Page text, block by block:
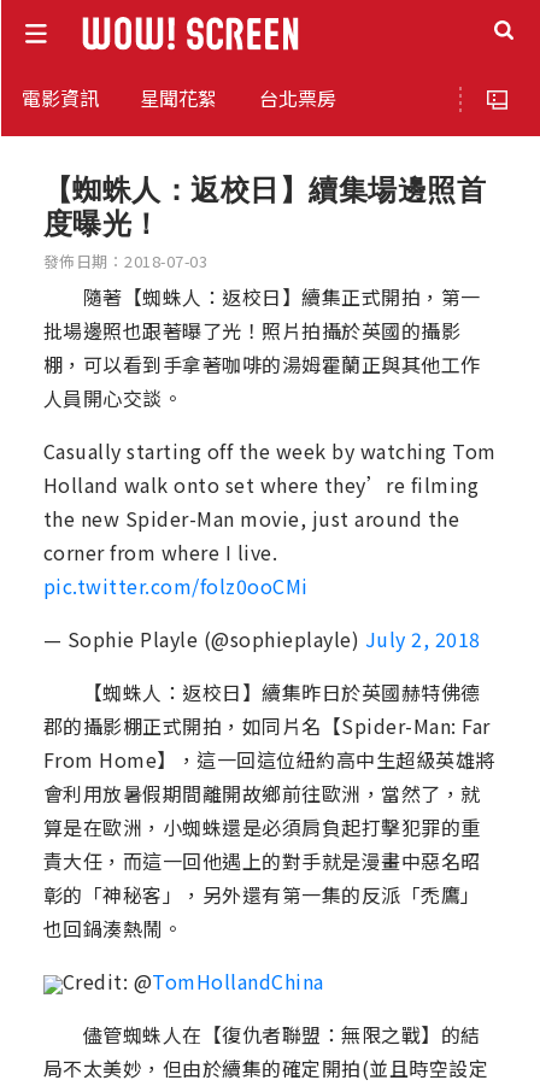
電影資訊 星聞花絮 台北票房
【蜘蛛人：返校日】續集場邊照首
度曝光！
發佈日期：2018-07-03
隨著【蜘蛛人：返校日】續集正式開拍，第一
批場邊照也跟著曝了光！照片拍攝於英國的攝影
棚，可以看到手拿著咖啡的湯姆霍蘭正與其他工作
人員開心交談。
Casually starting off the week by watching Tom
Holland walk onto set where they’re filming
the new Spider-Man movie, just around the
corner from where I live.
pic.twitter.com/folz0ooCMi
— Sophie Playle (@sophieplayle) July 2, 2018
【蜘蛛人：返校日】續集昨日於英國赫特佛德
郡的攝影棚正式開拍，如同片名【Spider-Man: Far
From Home】，這一回這位紐約高中生超級英雄將
會利用放暑假期間離開故鄉前往歐洲，當然了，就
算是在歐洲，小蜘蛛還是必須肩負起打擊犯罪的重
責大任，而這一回他遇上的對手就是漫畫中惡名昭
彰的「神秘客」，另外還有第一集的反派「禿鷹」
也回鍋湊熱鬧。
Credit: @TomHollandChina
儘管蜘蛛人在【復仇者聯盟：無限之戰】的結
局不太美妙，但由於續集的確定開拍(並且時空設定